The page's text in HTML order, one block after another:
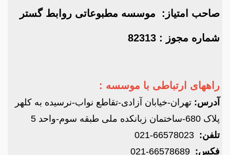
صاحب امتیاز: موسسه مطبوعاتی روابط گستر
شماره مجوز : 82313
راههای ارتباطی با موسسه :
آدرس: تهران-خیابان آزادی-تقاطع نواب-نرسیده به کلهر
پلاک 680-ساختمان زبانکده ملی طبقه سوم-واحد 5
تلفن:
فکس: